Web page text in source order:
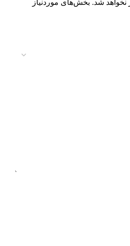
نخواهد شد. بخش‌های موردنیاز